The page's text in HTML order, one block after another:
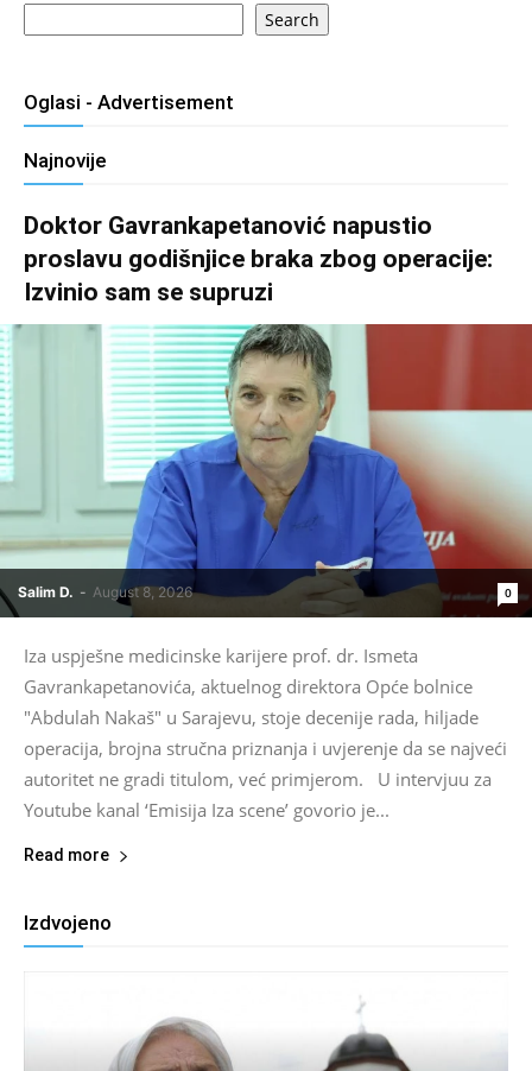
Search
Oglasi - Advertisement
Najnovije
Doktor Gavrankapetanović napustio
proslavu godišnjice braka zbog operacije:
Izvinio sam se supruzi
Salim D. - August 8, 2026 0
Iza uspješne medicinske karijere prof. dr. Ismeta
Gavrankapetanovića, aktuelnog direktora Opće bolnice
"Abdulah Nakaš" u Sarajevu, stoje decenije rada, hiljade
operacija, brojna stručna priznanja i uvjerenje da se najveći
autoritet ne gradi titulom, već primjerom. U intervjuu za
Youtube kanal ‘Emisija Iza scene’ govorio je...
Read more
Izdvojeno